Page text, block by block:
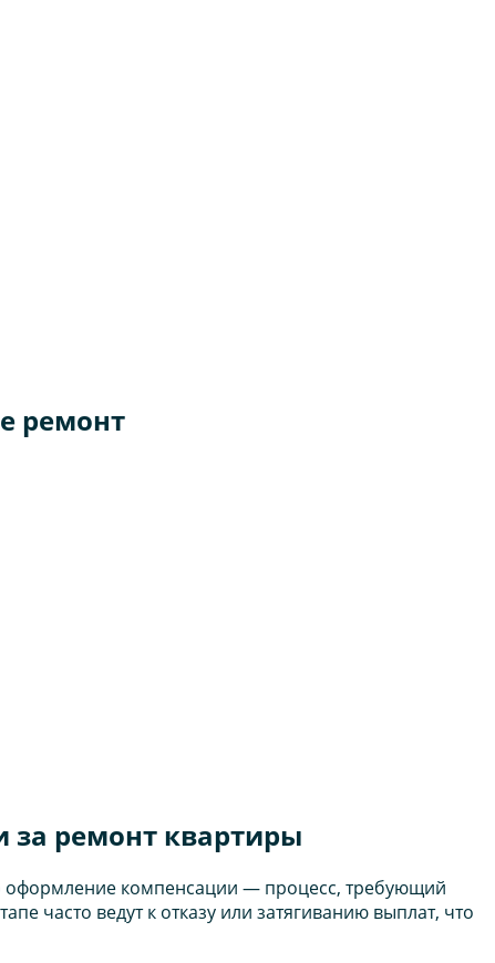
ремонт
ремонт квартиры
оформление компенсации — процесс, требующий
часто ведут к отказу или затягиванию выплат, что